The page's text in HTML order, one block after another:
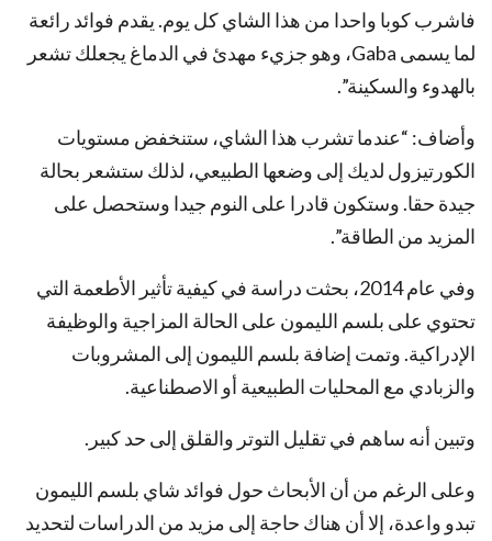
فاشرب كوبا واحدا من هذا الشاي كل يوم. يقدم فوائد رائعة
لما يسمى Gaba، وهو جزيء مهدئ في الدماغ يجعلك تشعر
بالهدوء والسكينة”.
وأضاف: “عندما تشرب هذا الشاي، ستنخفض مستويات
الكورتيزول لديك إلى وضعها الطبيعي، لذلك ستشعر بحالة
جيدة حقا. وستكون قادرا على النوم جيدا وستحصل على
المزيد من الطاقة”.
وفي عام 2014، بحثت دراسة في كيفية تأثير الأطعمة التي
تحتوي على بلسم الليمون على الحالة المزاجية والوظيفة
الإدراكية. وتمت إضافة بلسم الليمون إلى المشروبات
والزبادي مع المحليات الطبيعية أو الاصطناعية.
وتبين أنه ساهم في تقليل التوتر والقلق إلى حد كبير.
وعلى الرغم من أن الأبحاث حول فوائد شاي بلسم الليمون
تبدو واعدة، إلا أن هناك حاجة إلى مزيد من الدراسات لتحديد